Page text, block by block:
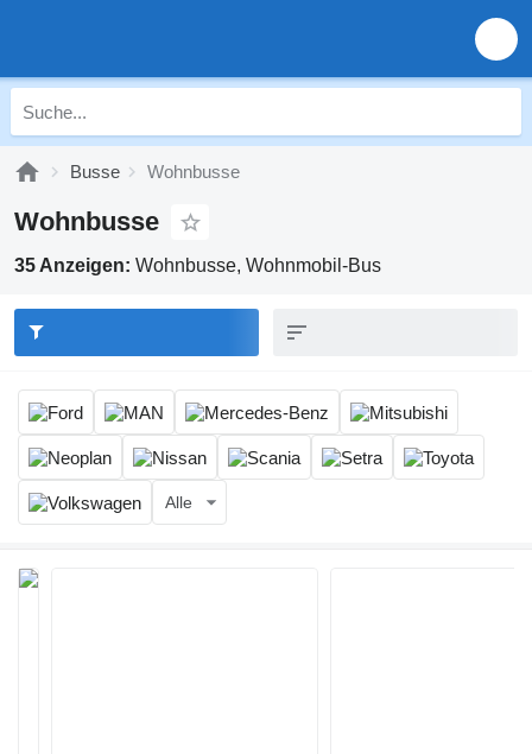
Busse Wohnbusse
Wohnbusse
35 Anzeigen: Wohnbusse, Wohnmobil-Bus
Alle